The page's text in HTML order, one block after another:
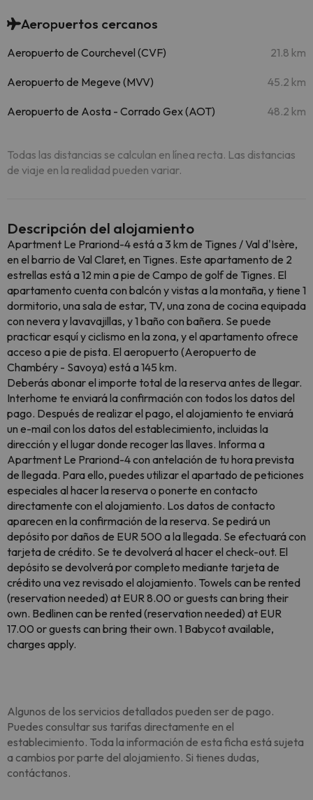
Aeropuertos cercanos
Aeropuerto de Courchevel (CVF) 21.8 km
Aeropuerto de Megeve (MVV) 45.2 km
Aeropuerto de Aosta - Corrado Gex (AOT) 48.2 km
Todas las distancias se calculan en línea recta. Las distancias
de viaje en la realidad pueden variar.
Descripción del alojamiento
Apartment Le Prariond-4 está a 3 km de Tignes / Val d'Isère,
en el barrio de Val Claret, en Tignes. Este apartamento de 2
estrellas está a 12 min a pie de Campo de golf de Tignes. El
apartamento cuenta con balcón y vistas a la montaña, y tiene 1
dormitorio, una sala de estar, TV, una zona de cocina equipada
con nevera y lavavajillas, y 1 baño con bañera. Se puede
practicar esquí y ciclismo en la zona, y el apartamento ofrece
acceso a pie de pista. El aeropuerto (Aeropuerto de
Chambéry - Savoya) está a 145 km.
Deberás abonar el importe total de la reserva antes de llegar.
Interhome te enviará la confirmación con todos los datos del
pago. Después de realizar el pago, el alojamiento te enviará
un e-mail con los datos del establecimiento, incluidas la
dirección y el lugar donde recoger las llaves. Informa a
Apartment Le Prariond-4 con antelación de tu hora prevista
de llegada. Para ello, puedes utilizar el apartado de peticiones
especiales al hacer la reserva o ponerte en contacto
directamente con el alojamiento. Los datos de contacto
aparecen en la confirmación de la reserva. Se pedirá un
depósito por daños de EUR 500 a la llegada. Se efectuará con
tarjeta de crédito. Se te devolverá al hacer el check-out. El
depósito se devolverá por completo mediante tarjeta de
crédito una vez revisado el alojamiento. Towels can be rented
(reservation needed) at EUR 8.00 or guests can bring their
own. Bedlinen can be rented (reservation needed) at EUR
17.00 or guests can bring their own. 1 Babycot available,
charges apply.
Algunos de los servicios detallados pueden ser de pago.
Puedes consultar sus tarifas directamente en el
establecimiento. Toda la información de esta ficha está sujeta
a cambios por parte del alojamiento. Si tienes dudas,
contáctanos.